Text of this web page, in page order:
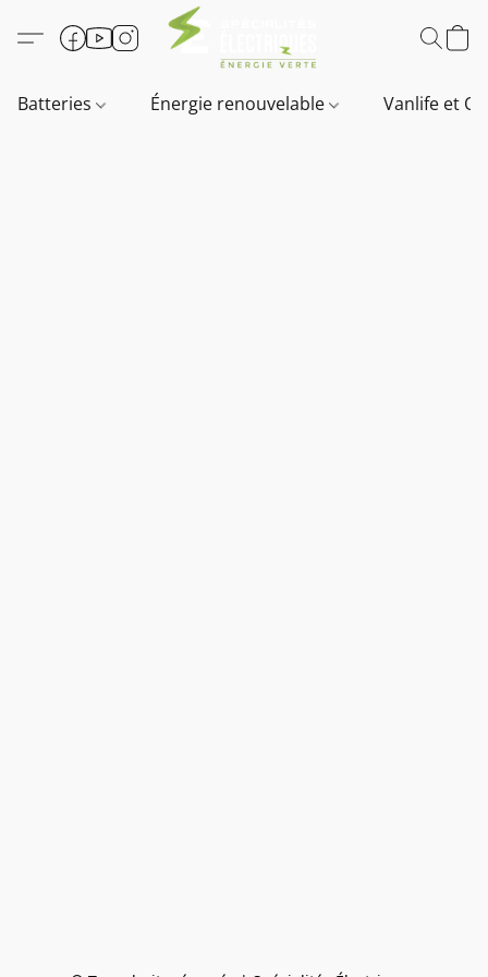
Batteries Énergie renouvelable Vanlife et